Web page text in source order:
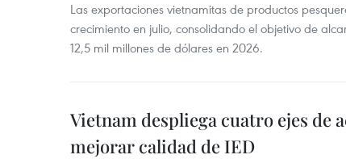
Las exportaciones vietnamitas de productos
crecimiento en julio, consolidando el objetivo de
12,5 mil millones de dólares en 2026.
Vietnam despliega cuatro ejes de
mejorar calidad de IED